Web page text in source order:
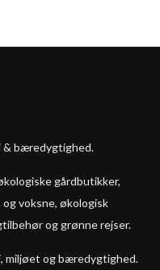
& bæredygtighed.
gårdbutikker,
voksne, økologisk
og grønne rejser.
miljøet og bæredygtighed.